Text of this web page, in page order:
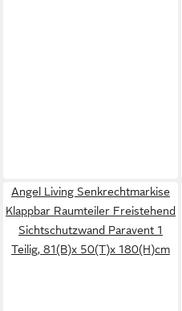
Angel Living Senkrechtmarkise
Klappbar Raumteiler Freistehend
Sichtschutzwand Paravent 1
Teilig, 81(B)x 50(T)x 180(H)cm